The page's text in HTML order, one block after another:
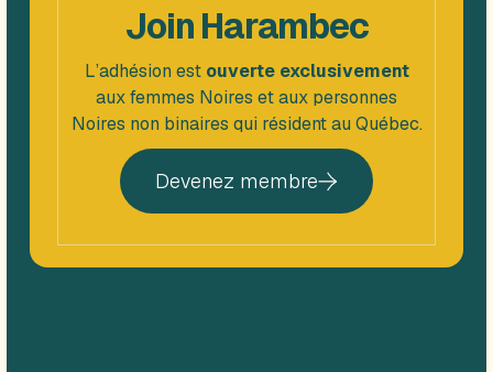
Join Harambec
L’adhésion est ouverte exclusivement
aux femmes Noires et aux personnes
Noires non binaires qui résident au Québec.
Devenez membre